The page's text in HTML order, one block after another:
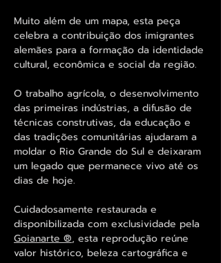
Muito além de um mapa, esta peça
celebra a contribuição dos imigrantes
alemães para a formação da identidade
cultural, econômica e social da região.
O trabalho agrícola, o desenvolvimento
das primeiras indústrias, a difusão de
técnicas construtivas, da educação e
das tradições comunitárias ajudaram a
moldar o Rio Grande do Sul e deixaram
um legado que permanece vivo até os
dias de hoje.
Cuidadosamente restaurada e
disponibilizada com exclusividade pela
Goianarte ®, esta reprodução reúne
valor histórico, beleza cartográfica e